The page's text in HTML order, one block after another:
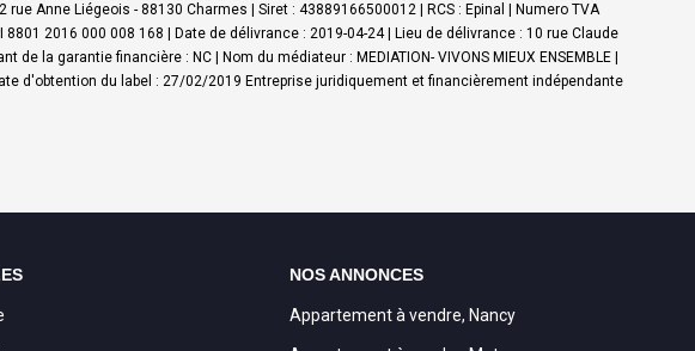
Anne Liégeois - 88130 Charmes | Siret : 43889166500012 | RCS : Epinal | Numero TVA
8801 2016 000 008 168 | Date de délivrance : 2019-04-24 | Lieu de délivrance : 10 rue Claude
la garantie financière : NC | Nom du médiateur : MEDIATION- VIVONS MIEUX ENSEMBLE |
d'obtention du label : 27/02/2019 Entreprise juridiquement et financièrement indépendante
NOS ANNONCES
Appartement à vendre, Nancy